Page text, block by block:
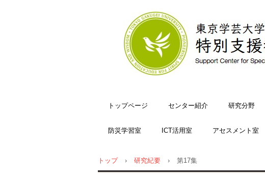
トップページ センター紹介 研究分野
防災学習室 ICT活用室 アセスメント室
トップ › 研究紀要 › 第17集